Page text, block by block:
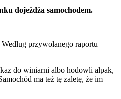
dojeżdża samochodem.
przywołanego raportu
do winiarni albo hodowli alpak,
ma też tę zaletę, że im